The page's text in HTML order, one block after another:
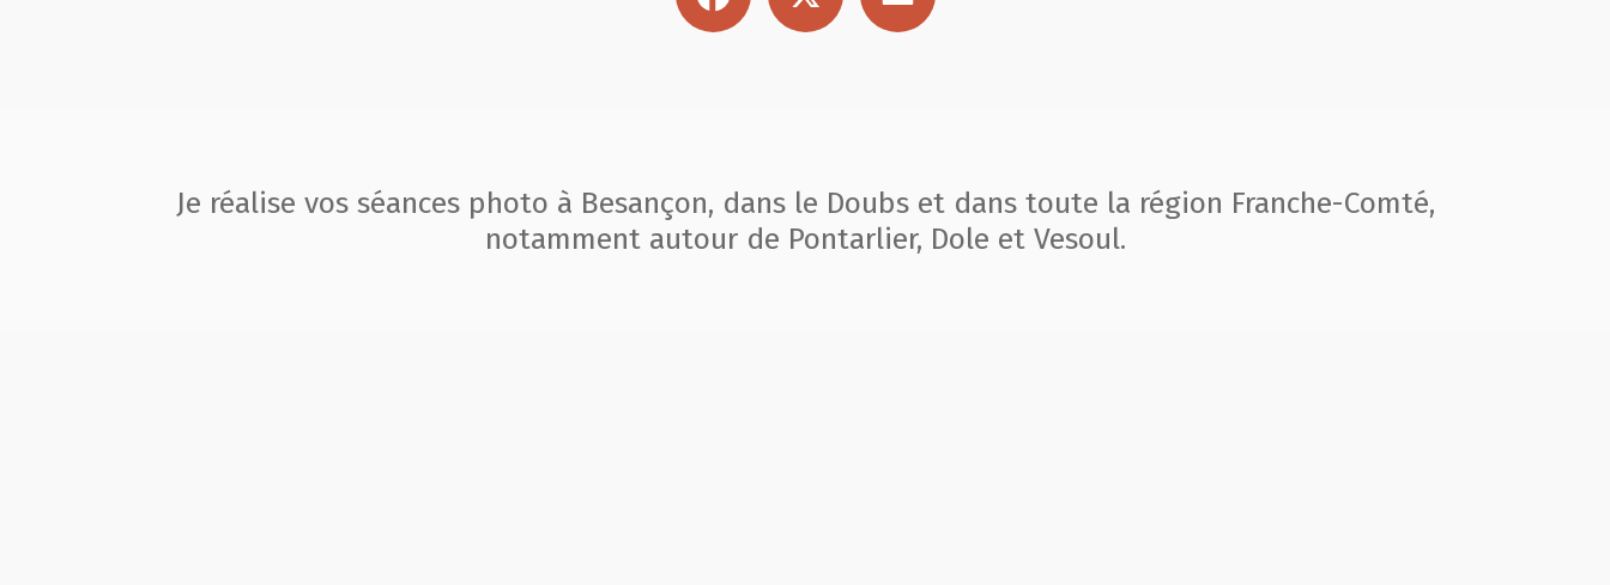
Je réalise vos séances photo à Besançon, dans le Doubs et dans toute la région Franche-Comté,
notamment autour de Pontarlier, Dole et Vesoul.